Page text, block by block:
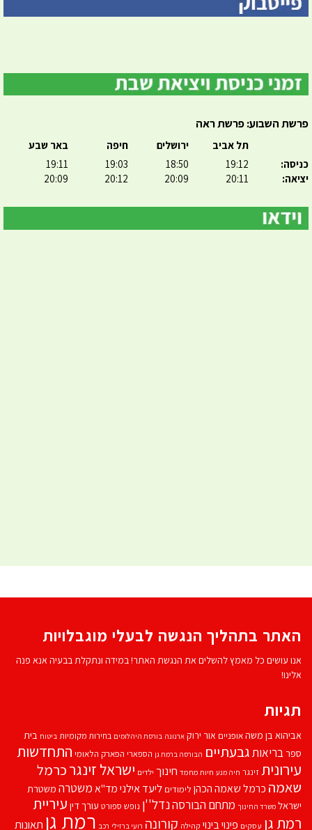
פרשת השבוע: פרשת ראה
כניסה:
יציאה:
תל אביב
19:12
20:11
ירושלים
18:50
20:09
חיפה
19:03
20:12
באר שבע
19:11
20:09
האתר בתהליך הנגשה לבעלי מוגבלויות
אנו עושים כל מאמץ להשלים את הנגשת האתר! במידה ונתקלת בבעיה אנא פנה
אלינו!
תגיות
אביהוא בן משהאופניים אור ירוק ארנונה בורסת היהלומים בחירות מקומיות ביטוח בית
ספרבריאותגבעתיים הבורסה ברמת גן הספארי הפארק הלאומי התחדשות
עירוניתזינגר חיה מנע חיות מחמד חינוך ילדים ישראל זינגרכרמל
שאמה כרמל שאמה הכהן לימודים ליעד אילנימד''אמשטרה משטרת
ישראל משרד החינוך מתחם הבורסהנדל''ן נופש ספורט עורך דין עיריית
רמת גן עסקים פינוי בינוי קהילה קורונה רועי ברזילי רכב רמת גן תאונות